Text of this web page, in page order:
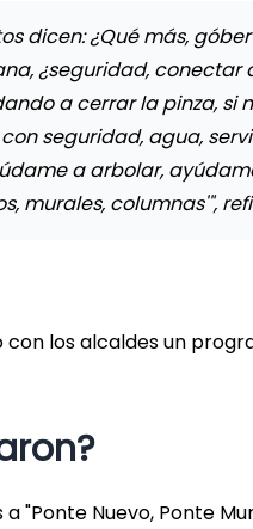
dicen: ¿Qué más,
¿seguridad,
a cerrar la pinza, si
seguridad, agua,
a arbolar,
murales, columnas'",
los alcaldes un
"Ponte Nuevo, Ponte